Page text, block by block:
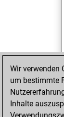
Wir verwenden
um bestimmte
Inhalte